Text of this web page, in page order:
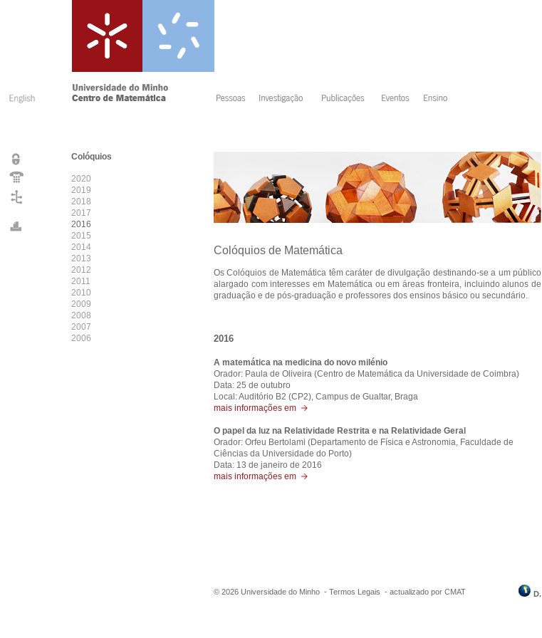
Colóquios
2020
2019
2018
2017
2016
2015
2014
2013
2012
2011
2010
2009
2008
2007
2006
Colóquios de Matemática
Os Colóquios de Matemática têm caráter de divulgação destinando-se a um público
alargado com interesses em Matemática ou em áreas fronteira, incluindo alunos de
graduação e de pós-graduação e professores dos ensinos básico ou secundário.
2016
A matemática na medicina do novo milénio
Orador: Paula de Oliveira (Centro de Matemática da Universidade de Coimbra)
Data: 25 de outubro
Local: Auditório B2 (CP2), Campus de Gualtar, Braga
mais informações em
O papel da luz na Relatividade Restrita e na Relatividade Geral
Orador: Orfeu Bertolami (Departamento de Física e Astronomia, Faculdade de
Ciências da Universidade do Porto)
Data: 13 de janeiro de 2016
mais informações em
© 2026 Universidade do Minho - Termos Legais - actualizado por CMAT D.